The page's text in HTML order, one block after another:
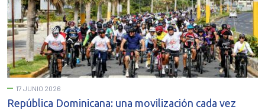
17 JUNIO 2026
República Dominicana: una movilización cada vez